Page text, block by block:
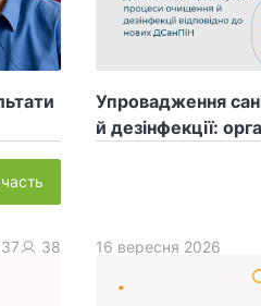
Упровадження
й дезінфекції:
38 16 вересня 2026